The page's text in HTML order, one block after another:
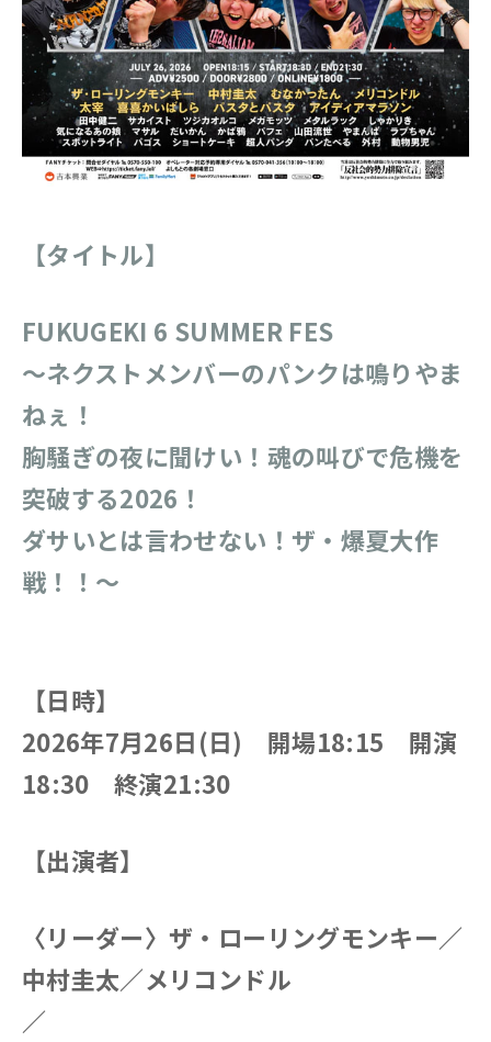
【タイトル】
FUKUGEKI 6 SUMMER FES
〜ネクストメンバーのパンクは鳴りやま
ねぇ！
胸騒ぎの夜に聞けい！魂の叫びで危機を
突破する2026！
ダサいとは言わせない！ザ・爆夏大作
戦！！〜
【日時】
2026年7月26日(日) 開場18:15 開演
18:30 終演21:30
【出演者】
〈リーダー〉ザ・ローリングモンキー／
中村圭太／メリコンドル
／